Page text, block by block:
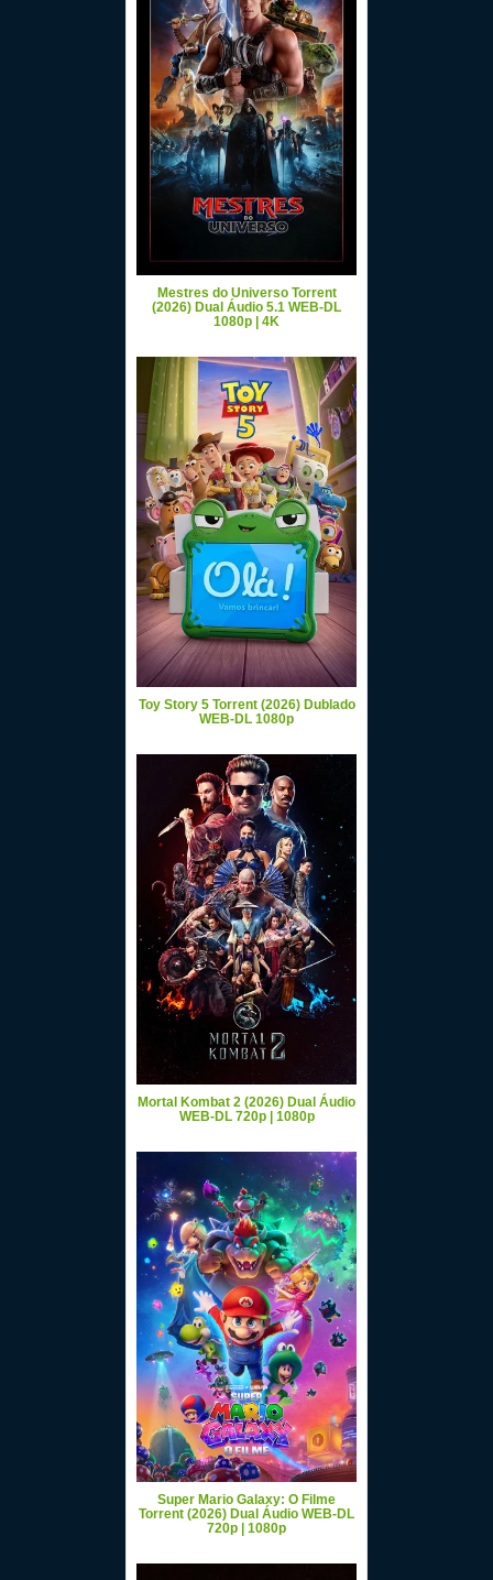
Mestres do Universo Torrent
(2026) Dual Áudio 5.1 WEB-DL
1080p | 4K
Toy Story 5 Torrent (2026) Dublado
WEB-DL 1080p
Mortal Kombat 2 (2026) Dual Áudio
WEB-DL 720p | 1080p
Super Mario Galaxy: O Filme
Torrent (2026) Dual Áudio WEB-DL
720p | 1080p